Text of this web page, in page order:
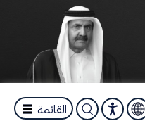
القائمة